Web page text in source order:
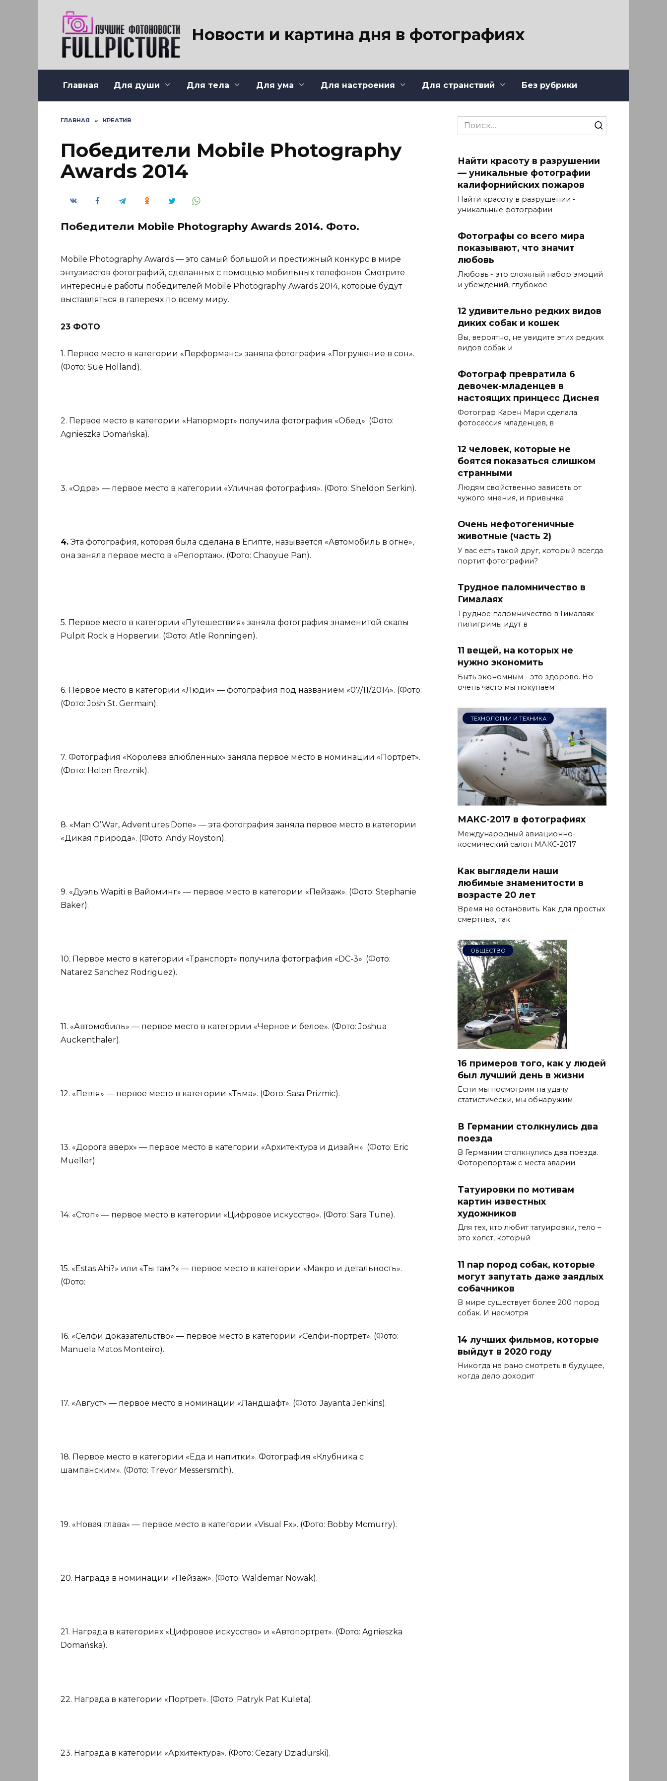
Новости и картина дня в фотографиях
Главная Для души Для тела Для ума Для настроения Для странствий Без рубрики
ГЛАВНАЯ » КРЕАТИВ
Победители Mobile Photography
Awards 2014
Победители Mobile Photography Awards 2014. Фото.
Mobile Photography Awards — это самый большой и престижный конкурс в мире
энтузиастов фотографий, сделанных с помощью мобильных телефонов. Смотрите
интересные работы победителей Mobile Photography Awards 2014, которые будут
выставляться в галереях по всему миру.
23 ФОТО
1. Первое место в категории «Перформанс» заняла фотография «Погружение в сон».
(Фото: Sue Holland).
2. Первое место в категории «Натюрморт» получила фотография «Обед». (Фото:
Agnieszka Domańska).
3. «Одра» — первое место в категории «Уличная фотография». (Фото: Sheldon Serkin).
4. Эта фотография, которая была сделана в Египте, называется «Автомобиль в огне»,
она заняла первое место в «Репортаж». (Фото: Chaoyue Pan).
5. Первое место в категории «Путешествия» заняла фотография знаменитой скалы
Pulpit Rock в Норвегии. (Фото: Atle Ronningen).
6. Первое место в категории «Люди» — фотография под названием «07/11/2014». (Фото:
(Фото: Josh St. Germain).
7. Фотография «Королева влюбленных» заняла первое место в номинации «Портрет».
(Фото: Helen Breznik).
8. «Man O’War, Adventures Done» — эта фотография заняла первое место в категории
«Дикая природа». (Фото: Andy Royston).
9. «Дуэль Wapiti в Вайоминг» — первое место в категории «Пейзаж». (Фото: Stephanie
Baker).
10. Первое место в категории «Транспорт» получила фотография «DC-3». (Фото:
Natarez Sanchez Rodriguez).
11. «Автомобиль» — первое место в категории «Черное и белое». (Фото: Joshua
Auckenthaler).
12. «Петля» — первое место в категории «Тьма». (Фото: Sasa Prizmic).
13. «Дорога вверх» — первое место в категории «Архитектура и дизайн». (Фото: Eric
Mueller).
14. «Стоп» — первое место в категории «Цифровое искусство». (Фото: Sara Tune).
15. «Estas Ahi?» или «Ты там?» — первое место в категории «Макро и детальность».
(Фото:
16. «Селфи доказательство» — первое место в категории «Селфи-портрет». (Фото:
Manuela Matos Monteiro).
17. «Август» — первое место в номинации «Ландшафт». (Фото: Jayanta Jenkins).
18. Первое место в категории «Еда и напитки». Фотография «Клубника с
шампанским». (Фото: Trevor Messersmith).
19. «Новая глава» — первое место в категории «Visual Fx». (Фото: Bobby Mcmurry).
20. Награда в номинации «Пейзаж». (Фото: Waldemar Nowak).
21. Награда в категориях «Цифровое искусство» и «Автопортрет». (Фото: Agnieszka
Domańska).
22. Награда в категории «Портрет». (Фото: Patryk Pat Kuleta).
23. Награда в категории «Архитектура». (Фото: Cezary Dziadurski).
Search
for:
Найти красоту в разрушении
— уникальные фотографии
калифорнийских пожаров
Найти красоту в разрушении -
уникальные фотографии
Фотографы со всего мира
показывают, что значит
любовь
Любовь - это сложный набор эмоций
и убеждений, глубокое
12 удивительно редких видов
диких собак и кошек
Вы, вероятно, не увидите этих редких
видов собак и
Фотограф превратила 6
девочек-младенцев в
настоящих принцесс Диснея
Фотограф Карен Мари сделала
фотосессия младенцев, в
12 человек, которые не
боятся показаться слишком
странными
Людям свойственно зависеть от
чужого мнения, и привычка
Очень нефотогеничные
животные (часть 2)
У вас есть такой друг, который всегда
портит фотографии?
Трудное паломничество в
Гималаях
Трудное паломничество в Гималаях -
пилигримы идут в
11 вещей, на которых не
нужно экономить
Быть экономным - это здорово. Но
очень часто мы покупаем
ТЕХНОЛОГИИ И ТЕХНИКА
МАКС-2017 в фотографиях
Международный авиационно-
космический салон МАКС-2017
Как выглядели наши
любимые знаменитости в
возрасте 20 лет
Время не остановить. Как для простых
смертных, так
ОБЩЕСТВО
16 примеров того, как у людей
был лучший день в жизни
Если мы посмотрим на удачу
статистически, мы обнаружим
В Германии столкнулись два
поезда
В Германии столкнулись два поезда.
Фоторепортаж с места аварии.
Татуировки по мотивам
картин известных
художников
Для тех, кто любит татуировки, тело –
это холст, который
11 пар пород собак, которые
могут запутать даже заядлых
собачников
В мире существует более 200 пород
собак. И несмотря
14 лучших фильмов, которые
выйдут в 2020 году
Никогда не рано смотреть в будущее,
когда дело доходит